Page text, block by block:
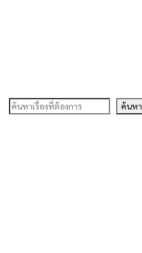
ค้นหา ค้นหา